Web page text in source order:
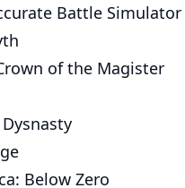
Battle Simulator
of the Magister
Below Zero